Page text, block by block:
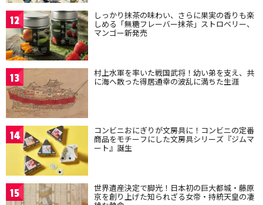
12 しっかり抹茶の味わい、さらに果実の香りも楽
しめる「無糖フレーバー抹茶」ストロベリー、
マンゴー新発売
13 村上水軍を率いた戦国武将！幼い弟を支え、共
に海へ散った得居通幸の波乱に満ちた生涯
14 コンビニおにぎりが文房具に！コンビニの定番
商品をモチーフにした文房具シリーズ『ジムマ
ート』誕生
15 世界遺産決定で脚光！日本初の巨大都城・藤原
京を創り上げた知られざる女帝・持統天皇の凄